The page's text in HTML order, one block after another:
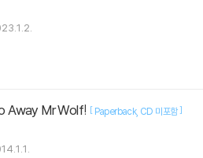
Away Mr Wolf! [ Paperback CD 미포함]